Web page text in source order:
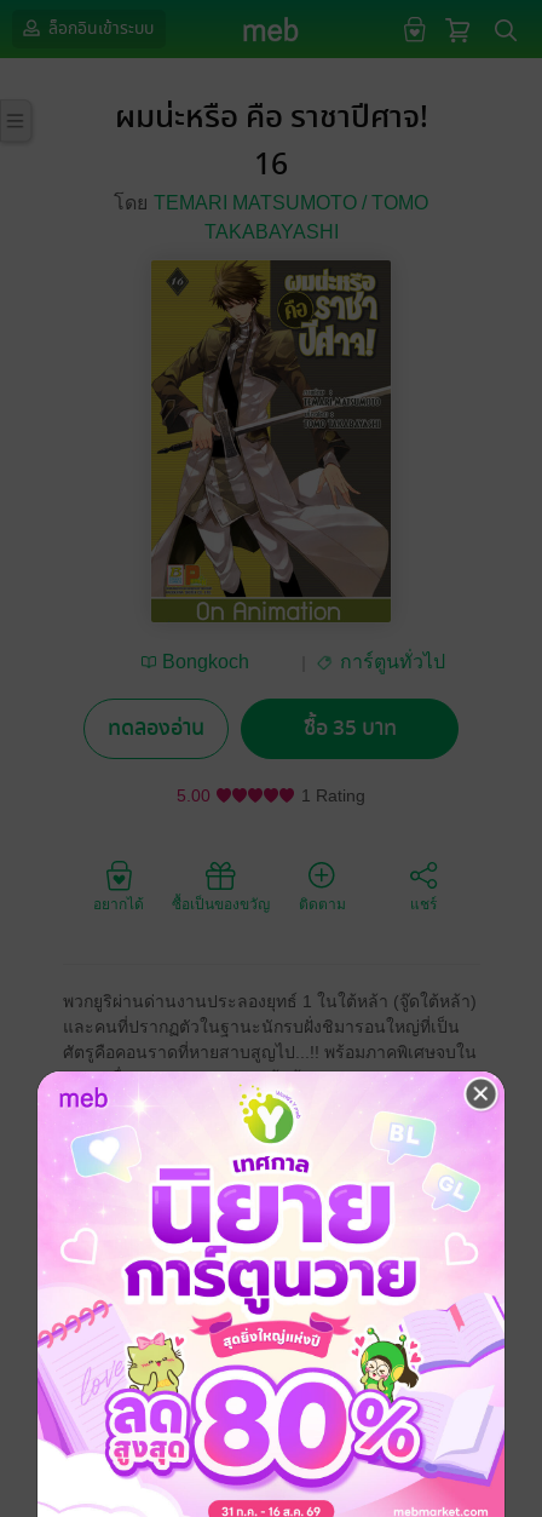
ล็อกอินเข้าระบบ
ผมน่ะหรือ คือ ราชาปีศาจ!
16
โดย TEMARI MATSUMOTO /TOMO
TAKABAYASHI
Bongkoch
การ์ตูนทั่วไป
ทดลองอ่าน ซื้อ 35 บาท
5.00 1 Rating
อยากได้ ซื้อเป็นของขวัญ ติดตาม แชร์
พวกยูริผ่านด่านงานประลองยุทธ์ 1 ในใต้หล้า (จู๊ดใต้หล้า)
และคนที่ปรากฏตัวในฐานะนักรบฝั่งชิมารอนใหญ่ที่เป็น
ศัตรูคือคอนราดที่หายสาบสูญไป...!! พร้อมภาคพิเศษจบใน
ตอน "เรื่องปวดสมองของคนเฝ้าบ้าน"
การ์ตูนผู้หญิง การ์ตูนญี่ปุ่น แฟนตาซี
พารานอร์มอล
ซีรีส์ ผมน่ะหรือ คือ ราชาปีศาจ!
ประเภทไฟล์ pdf
วันที่วางขาย 20 พฤษภาคม 2565
ความยาว 164 หน้า
ราคาปก 50 บาท (ประหยัด 30%)